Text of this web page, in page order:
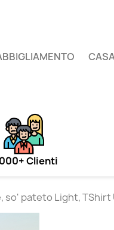
Clienti
so' pateto Light, TShirt